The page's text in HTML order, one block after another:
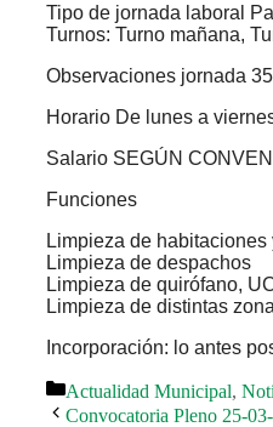
Tipo de jornada laboral
Turnos: Turno mañana,
Observaciones jornada
Horario De lunes a
Salario SEGÚN
Funciones
Limpieza de
Limpieza de despachos
Limpieza de quirófano,
Limpieza de distintas
Incorporación: lo antes
Categorías
Actualidad Municipal,
Convocatoria Pleno 25-